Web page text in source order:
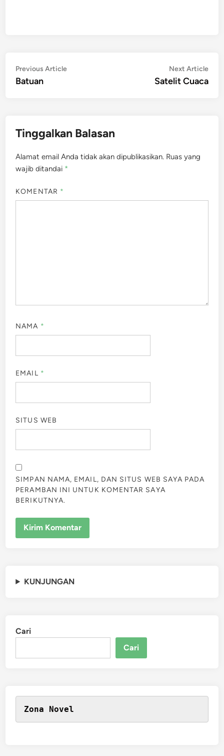
Navigasi
pos
Previous ArticlePrevious
Batuan
Next Article
Satelit Cuaca
Tinggalkan Balasan
Alamat email Anda tidak akan dipublikasikan. Ruas yang
wajib ditandai *
KOMENTAR *
NAMA *
EMAIL *
SITUS WEB
SIMPAN NAMA, EMAIL, DAN SITUS WEB SAYA PADA
PERAMBAN INI UNTUK KOMENTAR SAYA
BERIKUTNYA.
KUNJUNGAN
Cari
Cari
Zona Novel